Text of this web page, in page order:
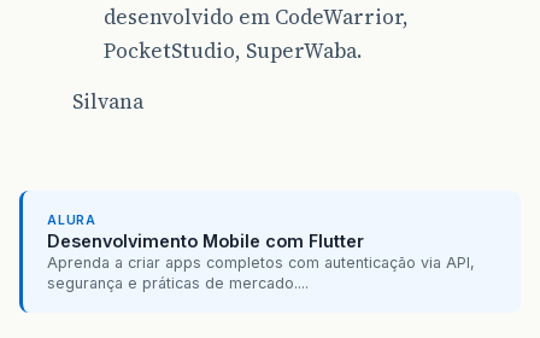
desenvolvido em CodeWarrior,
PocketStudio, SuperWaba.
Silvana
ALURA
Desenvolvimento Mobile com Flutter
Aprenda a criar apps completos com autenticação via API,
segurança e práticas de mercado....